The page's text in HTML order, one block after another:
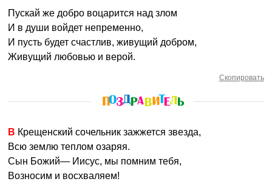
Пускай же добро воцарится над злом
И в души войдет непременно,
И пусть будет счастлив, живущий добром,
Живущий любовью и верой.
Скопировать
В Крещенский сочельник зажжется звезда,
Всю землю теплом озаряя.
Сын Божий— Иисус, мы помним тебя,
Возносим и восхваляем!